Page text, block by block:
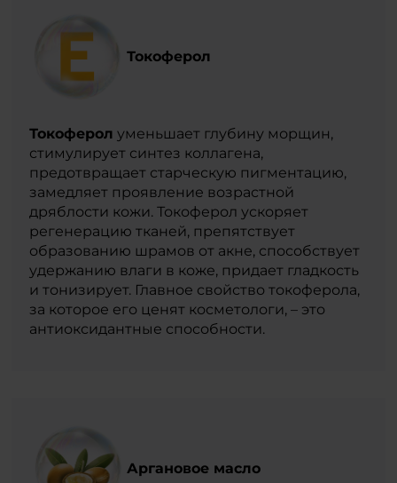
Токоферол
Токоферол уменьшает глубину морщин,
стимулирует синтез коллагена,
предотвращает старческую пигментацию,
замедляет проявление возрастной
дряблости кожи. Токоферол ускоряет
регенерацию тканей, препятствует
образованию шрамов от акне, способствует
удержанию влаги в коже, придает гладкость
и тонизирует. Главное свойство токоферола,
за которое его ценят косметологи, – это
антиоксидантные способности.
Аргановое масло